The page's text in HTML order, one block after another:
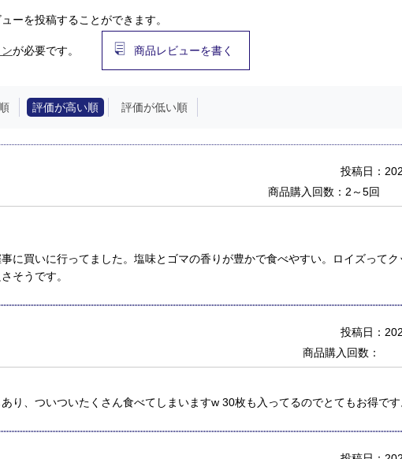
ーを投稿することができます。
が必要です。 商品レビューを書く
評価が高い順 評価が低い順
投稿日：
商品購入回数：2～5回
に買いに行ってました。塩味とゴマの香りが豊かで食べやすい。ロイズって
そうです。
投稿日：
商品購入回数：
り、ついついたくさん食べてしまいますw 30枚も入ってるのでとてもお得で